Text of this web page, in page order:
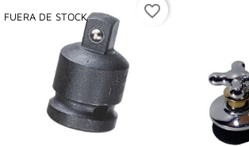
FUERA DE STOCK favorite_border